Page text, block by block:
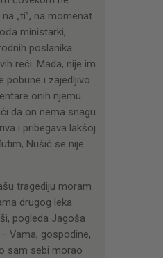
„ti”, na momenat
ministarki,
poslanika
reči. Mada, nije im
pobune i zajedljivo
onih njemu
da on nema snagu
i pribegava lakšoj
Nušić se nije
tragediju moram
drugog leka
pogleda Jagoša
Vama, gospodine,
sam sebi morao